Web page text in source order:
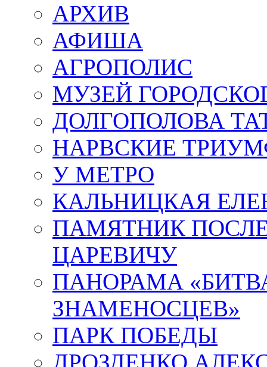
АРХИВ
АФИША
АГРОПОЛИС
МУЗЕЙ
ДОЛГОПОЛОВА
НАРВСКИЕ
У МЕТРО
КАЛЬНИЦКАЯ
ПАМЯТНИК
ЦАРЕВИЧУ
ПАНОРАМА
ЗНАМЕНОСЦЕВ»
ПАРК ПОБЕДЫ